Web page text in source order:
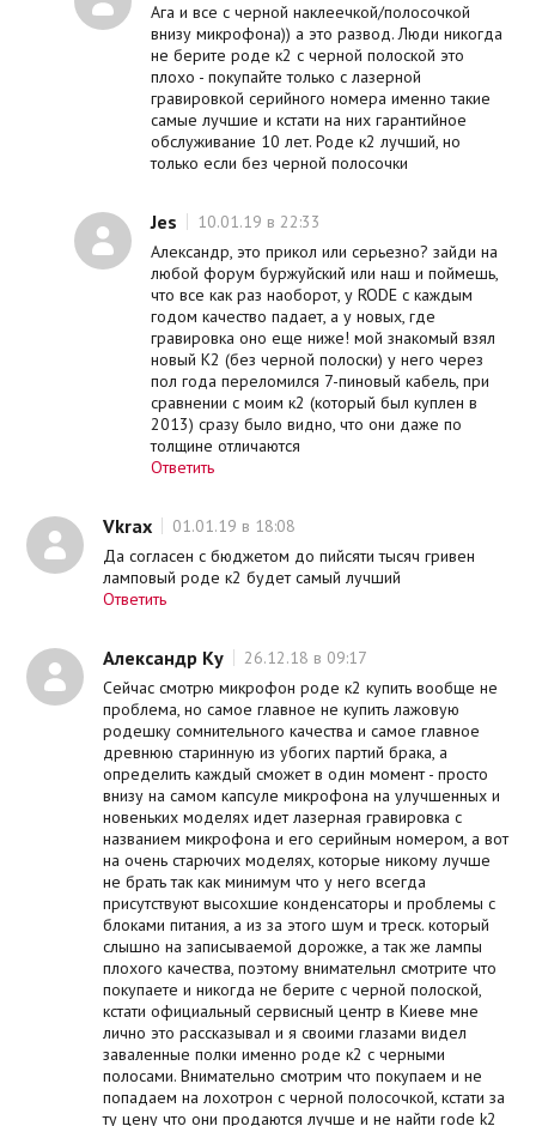
Ага и все с черной наклеечкой/полосочкой
внизу микрофона)) а это развод. Люди никогда
не берите роде к2 с черной полоской это
плохо - покупайте только с лазерной
гравировкой серийного номера именно такие
самые лучшие и кстати на них гарантийное
обслуживание 10 лет. Роде к2 лучший, но
только если без черной полосочки
Jes
10.01.19 в 22:33
Александр, это прикол или серьезно? зайди на
любой форум буржуйский или наш и поймешь,
что все как раз наоборот, у RODE с каждым
годом качество падает, а у новых, где
гравировка оно еще ниже! мой знакомый взял
новый К2 (без черной полоски) у него через
пол года переломился 7-пиновый кабель, при
сравнении с моим к2 (который был куплен в
2013) сразу было видно, что они даже по
толщине отличаются
Ответить
Vkrax
01.01.19 в 18:08
Да согласен с бюджетом до пийсяти тысяч гривен
ламповый роде к2 будет самый лучший
Ответить
Александр Ку
26.12.18 в 09:17
Сейчас смотрю микрофон роде к2 купить вообще не
проблема, но самое главное не купить лажовую
родешку сомнительного качества и самое главное
древнюю старинную из убогих партий брака, а
определить каждый сможет в один момент - просто
внизу на самом капсуле микрофона на улучшенных и
новеньких моделях идет лазерная гравировка с
названием микрофона и его серийным номером, а вот
на очень старючих моделях, которые никому лучше
не брать так как минимум что у него всегда
присутствуют высохшие конденсаторы и проблемы с
блоками питания, а из за этого шум и треск. который
слышно на записываемой дорожке, а так же лампы
плохого качества, поэтому внимательнл смотрите что
покупаете и никогда не берите с черной полоской,
кстати официальный сервисный центр в Киеве мне
лично это рассказывал и я своими глазами видел
заваленные полки именно роде к2 с черными
полосами. Внимательно смотрим что покупаем и не
попадаем на лохотрон с черной полосочкой, кстати за
ту цену что они продаются лучше и не найти rode k2